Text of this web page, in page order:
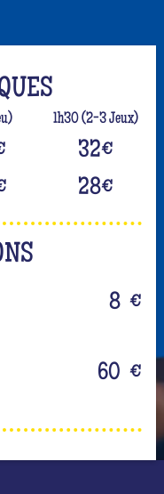
1h30 (2-3 Jeux)
32€
28€
8 €
60 €